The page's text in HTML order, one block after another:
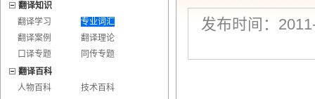
翻译知识
翻译学习
专业词汇
翻译案例
翻译理论
口译专题
同传专题
翻译百科
人物百科
技术百科
发布时间：